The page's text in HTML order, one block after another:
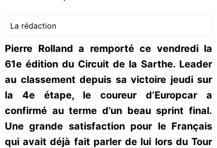
La rédaction
Pierre Rolland a remporté ce vendredi la
61e édition du Circuit de la Sarthe. Leader
au classement depuis sa victoire jeudi sur
la 4e étape, le coureur d’Europcar a
confirmé au terme d’un beau sprint final.
Une grande satisfaction pour le Français
qui avait déjà fait parler de lui lors du Tour